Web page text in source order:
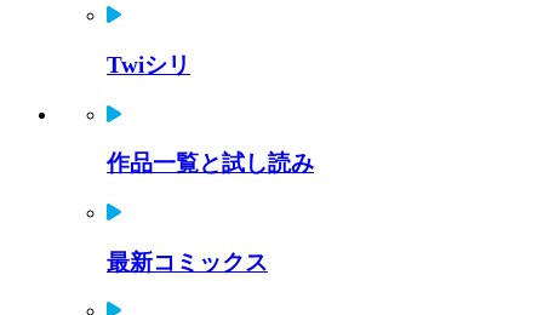
Twiシリ
作品一覧と試し読み
最新コミックス